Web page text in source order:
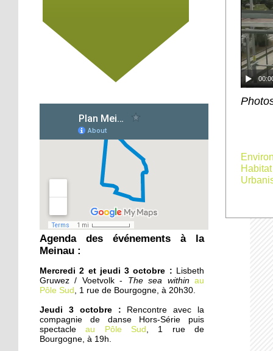
2 octobre 2019
Ma nuit au Studio Saglio
Bouge-les comme Nicki
2 octobre 2019
Mathieu Cahn : « La
diversification des
formes urbaines est
réussie »
2 octobre 2019
Cités éducatives : cas
d'écoles
1 octobre 2019
En pleine zone
industrielle, une école
franco-russe
1 octobre 2019
Agenda des événements à la
Meinau :
Mercredi 2 et jeudi 3 octobre : Lisbeth
Gruwez / Voetvolk - The sea within au
Pôle Sud , 1 rue de Bourgogne, à 20h30.
Jeudi 3 octobre :
Rencontre avec la
compagnie de danse Hors-Série puis
spectacleau Pôle Sud , 1 rue de
Bourgogne, à 19h.
Habitat